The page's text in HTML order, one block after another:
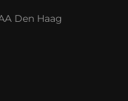
Den Haag